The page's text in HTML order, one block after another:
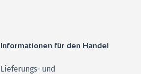
Informationen für den Handel
Lieferungs- und